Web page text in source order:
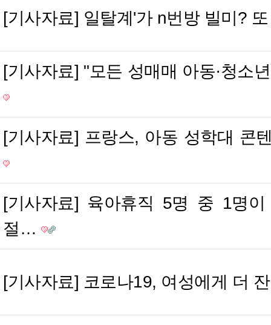
[기사자료] 일탈계'가 n번방 빌미?
[기사자료] "모든 성매매 아동·청소
[기사자료] 프랑스, 아동 성학대 콘
[기사자료] 육아휴직 5명 중 1명
절…
[기사자료] 코로나19, 여성에게 더